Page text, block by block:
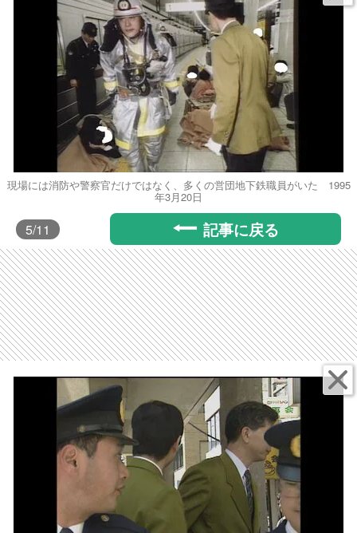
現場には消防や警察官だけではなく、多くの営団地下鉄職員がいた 1995
年3月20日
5/11 記事に戻る